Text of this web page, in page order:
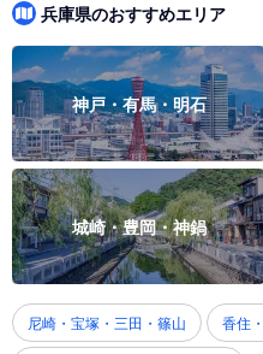
兵庫県のおすすめエリア
神戸・有馬・明石
城崎・豊岡・神鍋
尼崎・宝塚・三田・篠山 香住